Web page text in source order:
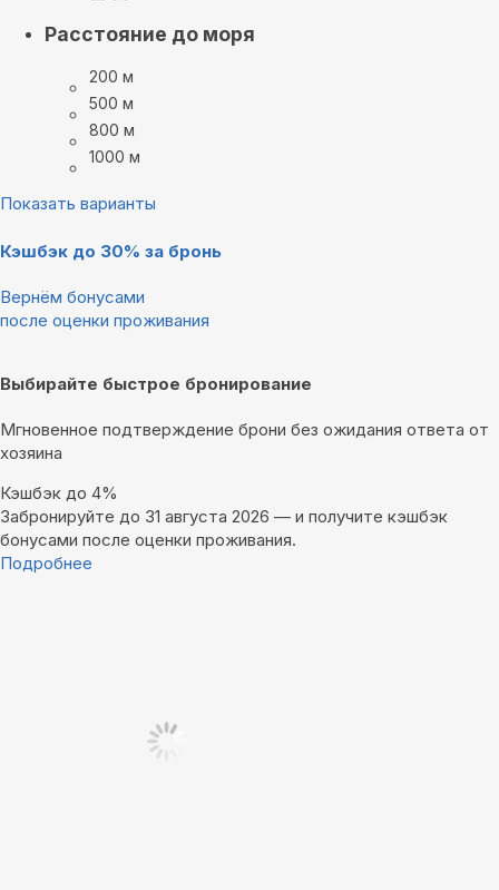
Расстояние до моря
200 м
500 м
800 м
1000 м
Показать варианты
Кэшбэк до 30% за бронь
Вернём бонусами
после оценки проживания
Выбирайте быстрое бронирование
Мгновенное подтверждение брони без ожидания ответа от
хозяина
Кэшбэк до 4%
Забронируйте до 31 августа 2026 — и получите кэшбэк
бонусами после оценки проживания.
Подробнее